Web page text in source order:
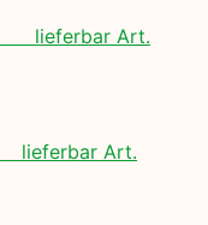
lieferbar Art.
Art.